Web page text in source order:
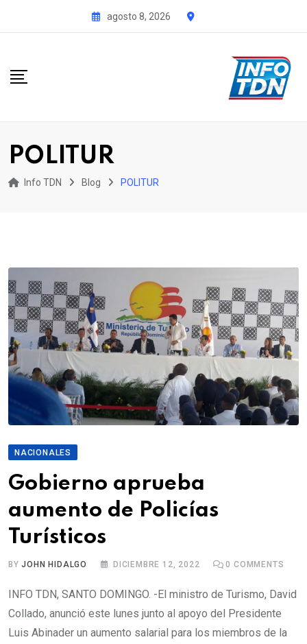
agosto 8, 2026
POLITUR
Info TDN Blog POLITUR
NACIONALES
Gobierno aprueba
aumento de Policías
Turísticos
BYJOHN HIDALGO DICIEMBRE 12, 2022 0 COMMENTS
INFO TDN, SANTO DOMINGO. -El ministro de Turismo, David
Collado, anunció este lunes junto al apoyo del Presidente
Luis Abinader un aumento salarial para los miembros de la